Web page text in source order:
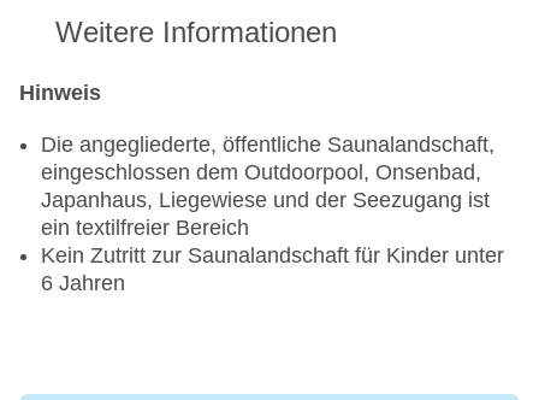
Weitere Informationen
Hinweis
Die angegliederte, öffentliche Saunalandschaft,
eingeschlossen dem Outdoorpool, Onsenbad,
Japanhaus, Liegewiese und der Seezugang ist
ein textilfreier Bereich
Kein Zutritt zur Saunalandschaft für Kinder unter
6 Jahren